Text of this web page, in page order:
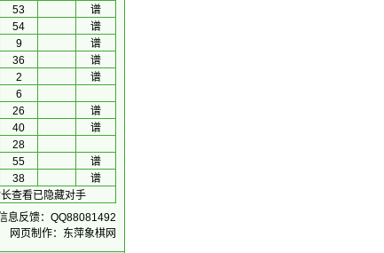
53
谱
54
谱
9
谱
36
谱
2
谱
6
26
谱
40
谱
28
55
谱
38
谱
查看已隐藏对手
息反馈：QQ88081492
网页制作：东萍象棋网